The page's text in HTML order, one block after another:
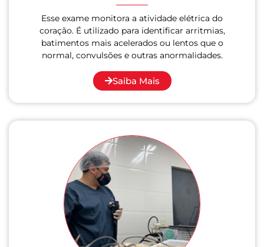
Esse exame monitora a atividade elétrica do
coração. É utilizado para identificar arritmias,
batimentos mais acelerados ou lentos que o
normal, convulsões e outras anormalidades.
Saiba Mais